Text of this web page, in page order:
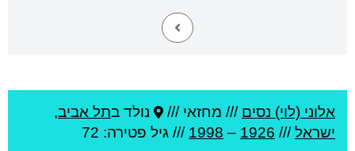
אלוני (לוי) נסים /// מחזאי /// נולד בתל אביב,
ישראל///
1926
–
1998 /// גיל פטירה: 72